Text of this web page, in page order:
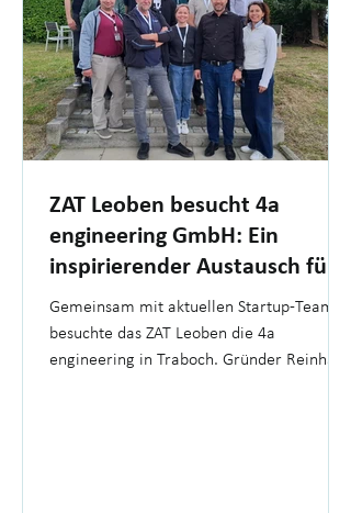
ZAT Leoben besucht 4a
engineering GmbH: Ein
inspirierender Austausch für
Gründer
Gemeinsam mit aktuellen Startup-Teams
besuchte das ZAT Leoben die 4a
engineering in Traboch. Gründer Reinhard